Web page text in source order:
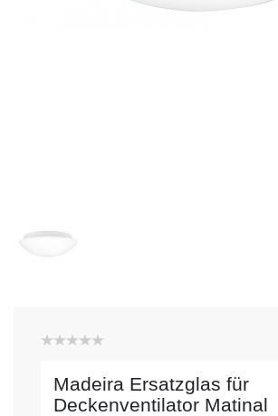
Madeira Ersatzglas für
Deckenventilator Matinal